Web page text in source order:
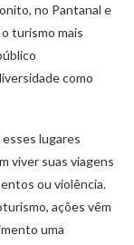
no Pantanal e
turismo mais
como
lugares
viver suas viagens
ou violência.
ações vêm
uma